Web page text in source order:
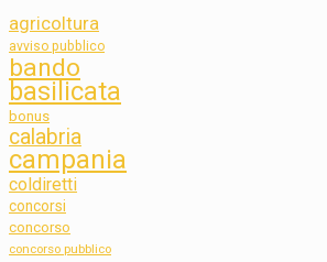
agricoltura
avviso pubblico
bando
basilicata
bonus
calabria
campania
coldiretti
concorsi
concorso
concorso pubblico